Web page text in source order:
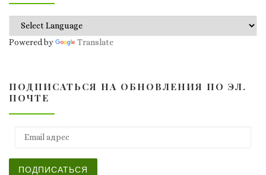
Powered by Translate
ПОДПИСАТЬСЯ НА ОБНОВЛЕНИЯ ПО ЭЛ.
ПОЧТЕ
ПОДПИСАТЬСЯ